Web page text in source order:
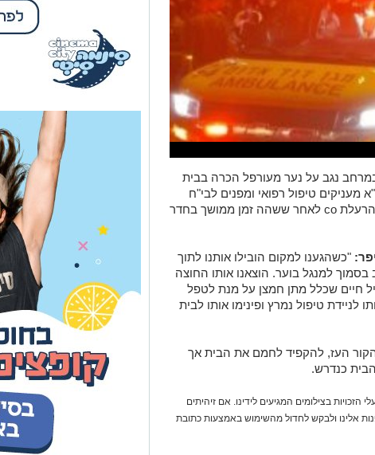
נגב על נער מעורפל הכרה בבית
טיפול רפואי ומפנים לבי"ח
סורוקה נער בן 14 במצב בינוני עם סימני הרעלת co לאחר ששהה זמן ממושך בחדר
"כשהגענו למקום הובילו אותנו לתוך
למנגל בוער. הוצאנו אותו החוצה
חיים שכלל מתן חמצן על מנת לטפל
טיפול נמרץ ופינימו אותו לבית
הקור העז, להקפיד לחמם את הבית אך
כנדרש.
הזכויות בצילומים המגיעים לידינו. אם זיהיתים
אלינו ולבקש לחדול מהשימוש באמצעות כתובת